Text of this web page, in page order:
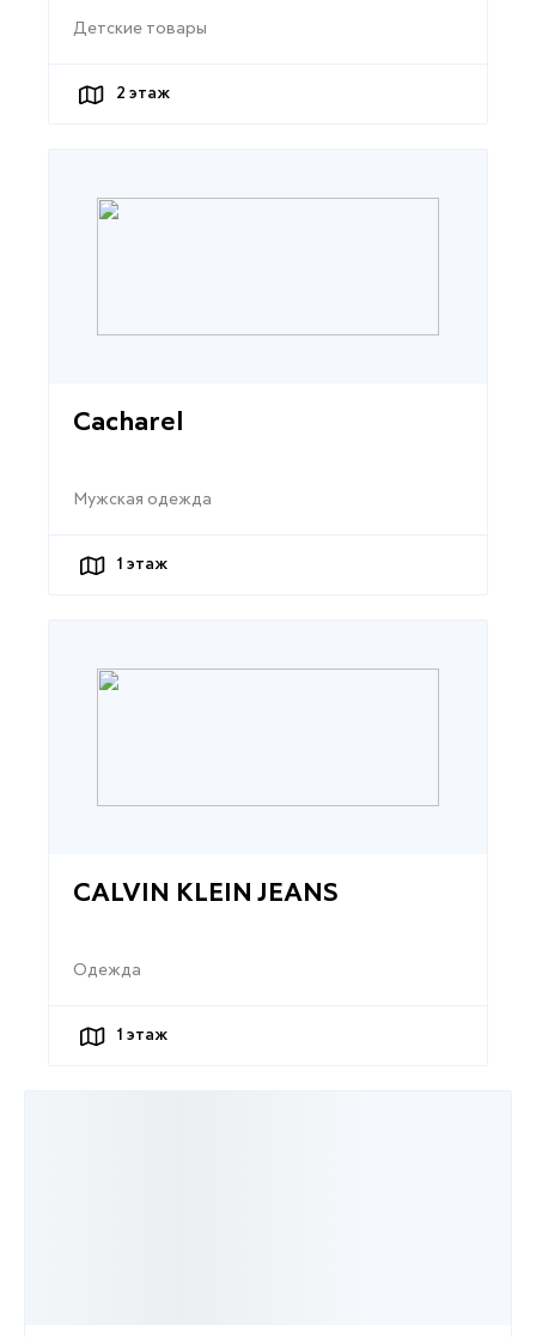
Детские товары
2 этаж
Cacharel
Мужская одежда
1 этаж
CALVIN KLEIN JEANS
Одежда
1 этаж